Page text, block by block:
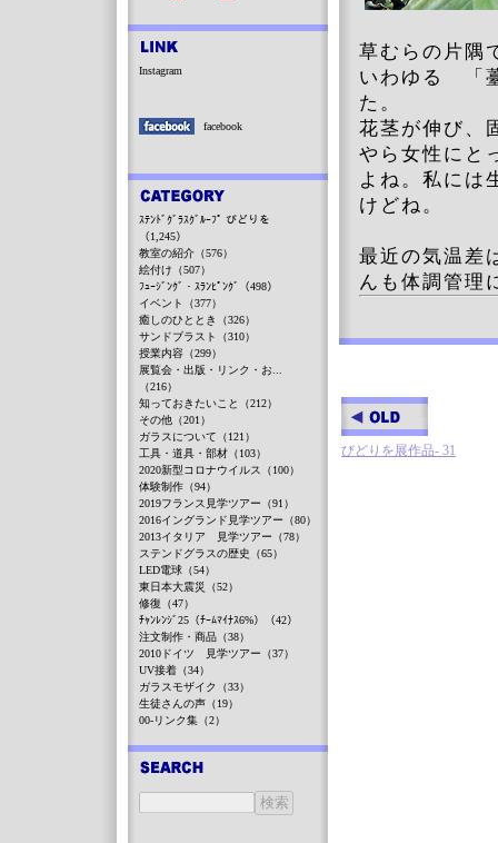
草むらの片隅
いわゆる 「
た。
花茎が伸び、
やら女性にと
よね。私には
けどね。
最近の気温差
んも体調管理
びどりを展作品- 31
Instagram
facebook
ｽﾃﾝﾄﾞｸﾞﾗｽｸﾞﾙｰﾌﾟ びどりを
（1,245）
教室の紹介（576）
絵付け（507）
ﾌｭｰｼﾞﾝｸﾞ・ｽﾗﾝﾋﾟﾝｸﾞ（498）
イベント（377）
癒しのひととき（326）
サンドブラスト（310）
授業内容（299）
展覧会・出版・リンク・お...
（216）
知っておきたいこと（212）
その他（201）
ガラスについて（121）
工具・道具・部材（103）
2020新型コロナウイルス（100）
体験制作（94）
2019フランス見学ツアー（91）
2016イングランド見学ツアー（80）
2013イタリア 見学ツアー（78）
ステンドグラスの歴史（65）
LED電球（54）
東日本大震災（52）
修復（47）
ﾁｬﾝﾚﾝｼﾞ25（ﾁｰﾑﾏｲﾅｽ6%）（42）
注文制作・商品（38）
2010ドイツ 見学ツアー（37）
UV接着（34）
ガラスモザイク（33）
生徒さんの声（19）
00-リンク集（2）